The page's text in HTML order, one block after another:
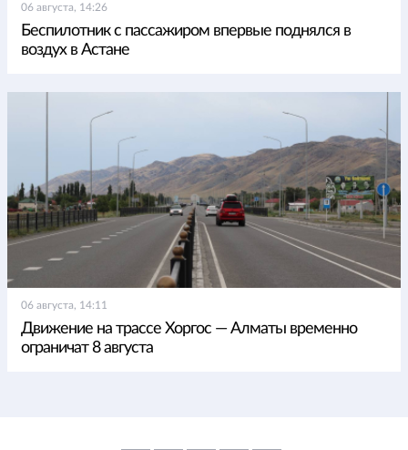
06 августа, 14:26
Беспилотник с пассажиром впервые поднялся в
воздух в Астане
06 августа, 14:11
Движение на трассе Хоргос — Алматы временно
ограничат 8 августа